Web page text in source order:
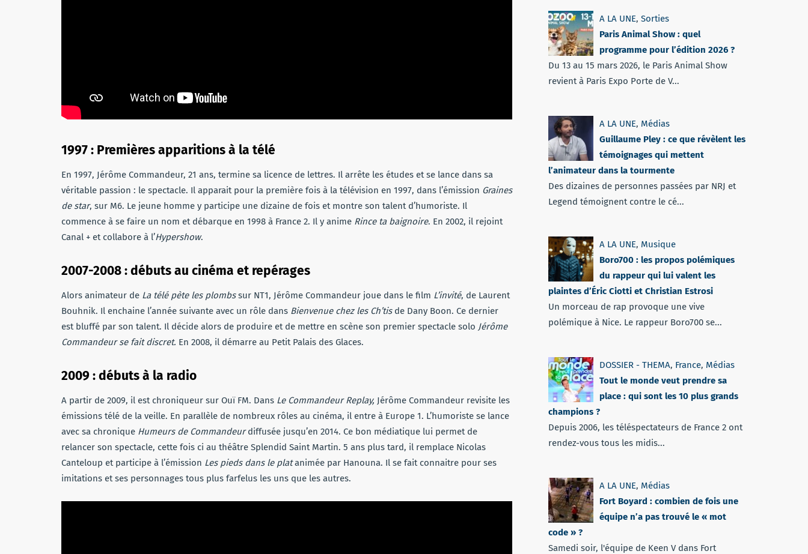
1997 : Premières apparitions à la télé
En 1997, Jérôme Commandeur, 21 ans, termine sa licence de lettres. Il arrête les études et se lance dans sa
véritable passion : le spectacle. Il apparait pour la première fois à la télévision en 1997, dans l’émission Graines
de star, sur M6. Le jeune homme y participe une dizaine de fois et montre son talent d’humoriste. Il
commence à se faire un nom et débarque en 1998 à France 2. Il y anime Rince ta baignoire. En 2002, il rejoint
Canal + et collabore à l’Hypershow.
2007-2008 : débuts au cinéma et repérages
Alors animateur de La télé pète les plombssur NT1, Jérôme Commandeur joue dans le film L’invité, de Laurent
Bouhnik. Il enchaine l’année suivante avec un rôle dans Bienvenue chez les Ch’tis de Dany Boon. Ce dernier
est bluffé par son talent. Il décide alors de produire et de mettre en scène son premier spectacle solo Jérôme
Commandeur se fait discret. En 2008, il démarre au Petit Palais des Glaces.
2009 : débuts à la radio
A partir de 2009, il est chroniqueur sur Ouï FM. Dans Le Commandeur Replay, Jérôme Commandeur revisite les
émissions télé de la veille. En parallèle de nombreux rôles au cinéma, il entre à Europe 1. L’humoriste se lance
avec sa chronique Humeurs de Commandeurdiffusée jusqu’en 2014. Ce bon médiatique lui permet de
relancer son spectacle, cette fois ci au théâtre Splendid Saint Martin. 5 ans plus tard, il remplace Nicolas
Canteloup et participe à l’émission Les pieds dans le platanimée par Hanouna. Il se fait connaitre pour ses
imitations et ses personnages tous plus farfelus les uns que les autres.
A LA UNE, Sorties
Paris Animal Show : quel
programme pour l’édition 2026 ?
Du 13 au 15 mars 2026, le Paris Animal Show
revient à Paris Expo Porte de V...
A LA UNE, Médias
Guillaume Pley : ce que révèlent les
témoignages qui mettent
l’animateur dans la tourmente
Des dizaines de personnes passées par NRJ et
Legend témoignent contre le cé...
A LA UNE, Musique
Boro700 : les propos polémiques
du rappeur qui lui valent les
plaintes d’Éric Ciotti et Christian Estrosi
Un morceau de rap provoque une vive
polémique à Nice. Le rappeur Boro700 se...
DOSSIER - THEMA, France, Médias
Tout le monde veut prendre sa
place : qui sont les 10 plus grands
champions ?
Depuis 2006, les téléspectateurs de France 2 ont
rendez-vous tous les midis...
A LA UNE, Médias
Fort Boyard : combien de fois une
équipe n’a pas trouvé le « mot
code » ?
Samedi soir, l'équipe de Keen V dans Fort